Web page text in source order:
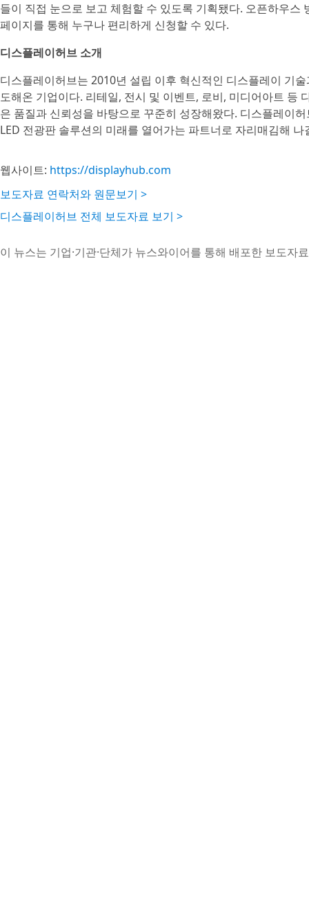
들이 직접 눈으로 보고 체험할 수 있도록 기획됐다. 오픈하우
페이지를 통해 누구나 편리하게 신청할 수 있다.
디스플레이허브 소개
디스플레이허브는 2010년 설립 이후 혁신적인 디스플레이 기
도해온 기업이다. 리테일, 전시 및 이벤트, 로비, 미디어아트 등
은 품질과 신뢰성을 바탕으로 꾸준히 성장해왔다. 디스플레이
LED 전광판 솔루션의 미래를 열어가는 파트너로 자리매김해 나
웹사이트: https://displayhub.com
보도자료 연락처와 원문보기 >
디스플레이허브 전체 보도자료 보기 >
이 뉴스는 기업·기관·단체가 뉴스와이어를 통해 배포한 보도자